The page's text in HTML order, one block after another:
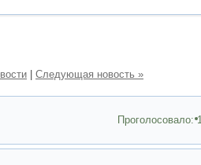
Следующая новость »
Проголосовало: